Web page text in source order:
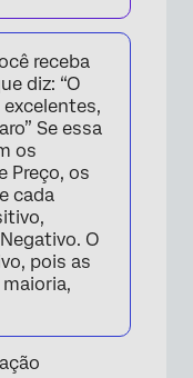
receba
diz: “O
Se essa
os
Preço, os
cada
O
pois as